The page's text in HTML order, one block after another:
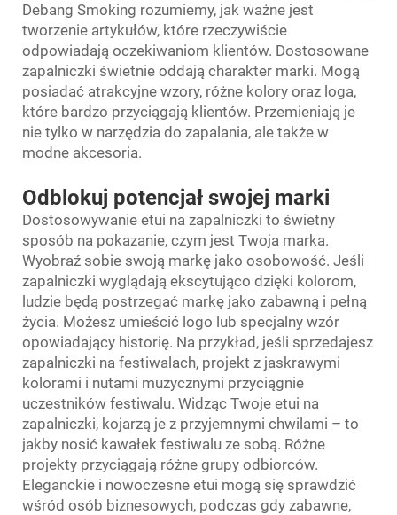
Debang Smoking rozumiemy, jak ważne jest
tworzenie artykułów, które rzeczywiście
odpowiadają oczekiwaniom klientów. Dostosowane
zapalniczki świetnie oddają charakter marki. Mogą
posiadać atrakcyjne wzory, różne kolory oraz loga,
które bardzo przyciągają klientów. Przemieniają je
nie tylko w narzędzia do zapalania, ale także w
modne akcesoria.
Odblokuj potencjał swojej marki
Dostosowywanie etui na zapalniczki to świetny
sposób na pokazanie, czym jest Twoja marka.
Wyobraź sobie swoją markę jako osobowość. Jeśli
zapalniczki wyglądają ekscytująco dzięki kolorom,
ludzie będą postrzegać markę jako zabawną i pełną
życia. Możesz umieścić logo lub specjalny wzór
opowiadający historię. Na przykład, jeśli sprzedajesz
zapalniczki na festiwalach, projekt z jaskrawymi
kolorami i nutami muzycznymi przyciągnie
uczestników festiwalu. Widząc Twoje etui na
zapalniczki, kojarzą je z przyjemnymi chwilami – to
jakby nosić kawałek festiwalu ze sobą. Różne
projekty przyciągają różne grupy odbiorców.
Eleganckie i nowoczesne etui mogą się sprawdzić
wśród osób biznesowych, podczas gdy zabawne,